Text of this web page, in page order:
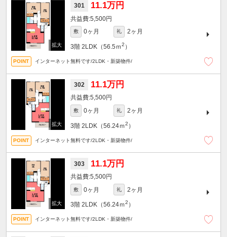
301 11.1万円
5,500円
敷 0ヶ月 礼 2ヶ月
3階 2LDK（56.5ｍ2 ）
インターネット無料です/2LDK・新築物件/
302 11.1万円
5,500円
敷 0ヶ月 礼 2ヶ月
3階 2LDK（56.24ｍ2 ）
インターネット無料です/2LDK・新築物件/
303 11.1万円
5,500円
敷 0ヶ月 礼 2ヶ月
3階 2LDK（56.24ｍ2 ）
インターネット無料です/2LDK・新築物件/